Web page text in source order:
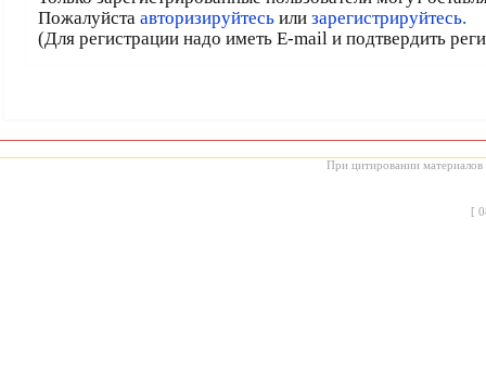
Пожалуйста авторизируйтесьили зарегистрируйтесь.
(Для регистрации надо иметь E-mail и подтвердить
При цитировании материалов
[